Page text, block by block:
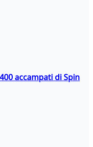
accampati di Spin